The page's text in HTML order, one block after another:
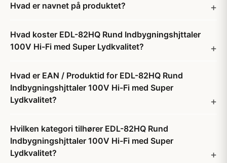
Hvad er navnet på produktet?
Hvad koster EDL-82HQ Rund Indbygningshjttaler
100V Hi-Fi med Super Lydkvalitet?
Hvad er EAN / Produktid for EDL-82HQ Rund
Indbygningshjttaler 100V Hi-Fi med Super
Lydkvalitet?
Hvilken kategori tilhører EDL-82HQ Rund
Indbygningshjttaler 100V Hi-Fi med Super
Lydkvalitet?